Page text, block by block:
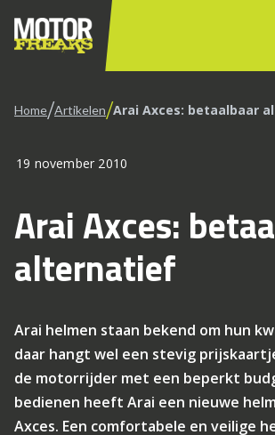
Home/Artikelen/Arai Axces: betaalbaar
19 november 2010
Arai Axces:
alternatief
Arai helmen staan bekend om hun
daar hangt wel een stevig
de motorrijder met een beperkt
bedienen heeft Arai een nieuwe
Axces. Een comfortabele en veilige